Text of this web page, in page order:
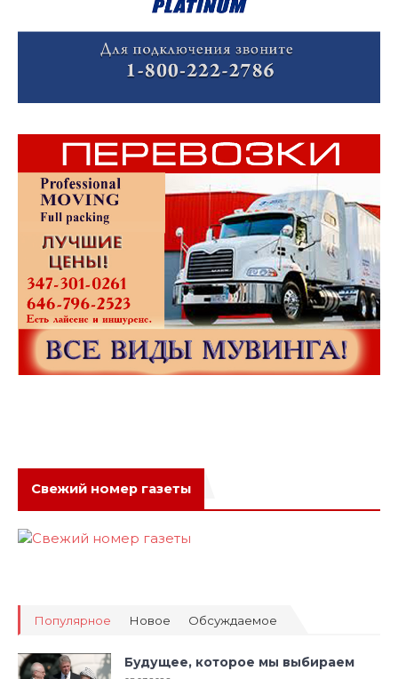
Свежий номер газеты
Популярное Новое Обсуждаемое
Будущее, которое мы выбираем